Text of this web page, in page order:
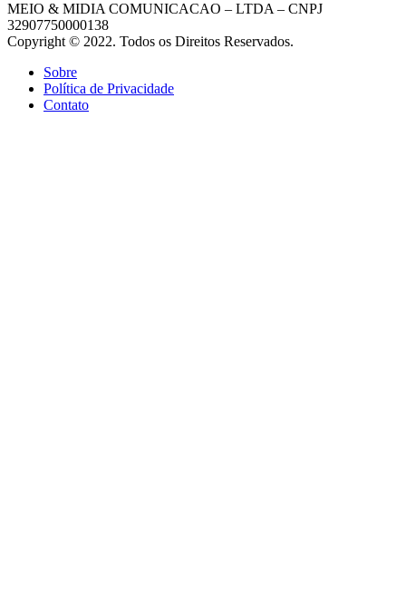
MEIO & MIDIA COMUNICACAO – LTDA – CNPJ
32907750000138
Copyright © 2022. Todos os Direitos Reservados.
Sobre
Política de Privacidade
Contato